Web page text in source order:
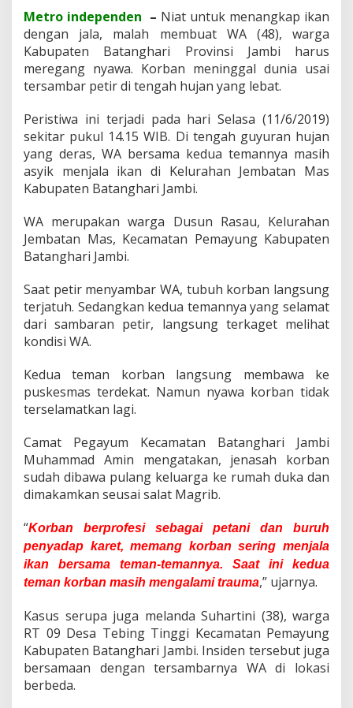
s
T
e
r
s
a
b
a
r
e
t
r
Metro independen – Niat untuk menangkap ikan
dengan jala, malah membuat WA (48), warga
Kabupaten Batanghari Provinsi Jambi harus
meregang nyawa. Korban meninggal dunia usai
tersambar petir di tengah hujan yang lebat.
Peristiwa ini terjadi pada hari Selasa (11/6/2019)
sekitar pukul 14.15 WIB. Di tengah guyuran hujan
yang deras, WA bersama kedua temannya masih
asyik menjala ikan di Kelurahan Jembatan Mas
Kabupaten Batanghari Jambi.
WA merupakan warga Dusun Rasau, Kelurahan
Jembatan Mas, Kecamatan Pemayung Kabupaten
Batanghari Jambi.
Saat petir menyambar WA, tubuh korban langsung
terjatuh. Sedangkan kedua temannya yang selamat
dari sambaran petir, langsung terkaget melihat
kondisi WA.
Kedua teman korban langsung membawa ke
puskesmas terdekat. Namun nyawa korban tidak
terselamatkan lagi.
Camat Pegayum Kecamatan Batanghari Jambi
Muhammad Amin mengatakan, jenasah korban
sudah dibawa pulang keluarga ke rumah duka dan
dimakamkan seusai salat Magrib.
“Korban berprofesi sebagai petani dan buruh
penyadap karet, memang korban sering menjala
ikan bersama teman-temannya. Saat ini kedua
teman korban masih mengalami trauma,” ujarnya.
Kasus serupa juga melanda Suhartini (38), warga
RT 09 Desa Tebing Tinggi Kecamatan Pemayung
Kabupaten Batanghari Jambi. Insiden tersebut juga
bersamaan dengan tersambarnya WA di lokasi
berbeda.